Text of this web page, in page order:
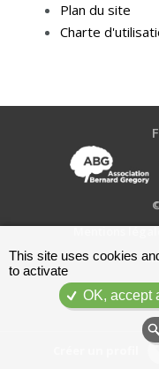
Plan du site
Charte
Menu
Pied
Mentions
This site uses cookies
to activate
OK, accept